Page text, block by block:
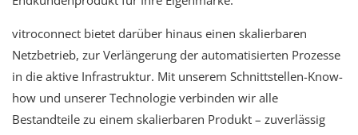
vitroconnect bietet darüber hinaus einen skalierbaren
Netzbetrieb, zur Verlängerung der automatisierten Prozesse
in die aktive Infrastruktur. Mit unserem Schnittstellen-Know-
how und unserer Technologie verbinden wir alle
Bestandteile zu einem skalierbaren Produkt – zuverlässig